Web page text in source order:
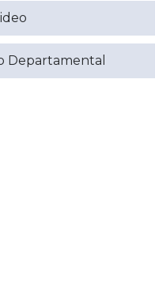
Departamental